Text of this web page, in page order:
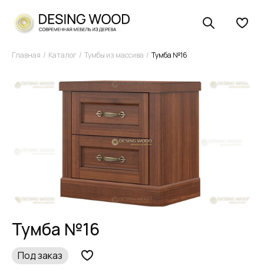
Главная Каталог Тумбы из массива Тумба №16
Тумба №16
Под заказ